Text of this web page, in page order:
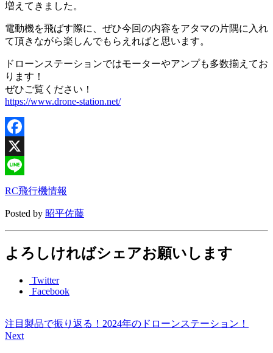
増えてきました。
電動機を飛ばす際に、ぜひ今回の内容をアタマの片隅に入れ
て頂きながら楽しんでもらえればと思います。
ドローンステーションではモーターやアンプも多数揃えてお
ります！
ぜひご覧ください！
https://www.drone-station.net/
Facebook
X
Line
RC飛行機情報
Posted by 昭平佐藤
よろしければシェアお願いします
Twitter
Facebook
注目製品で振り返る！2024年のドローンステーション！
Next